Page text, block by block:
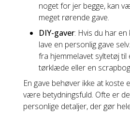
noget for jer begge, kan
meget rørende gave.
DIY-gaver: Hvis du har en
lave en personlig gave
fra hjemmelavet syltetøj til
tørklæde eller en
En gave behøver ikke at koste
være betydningsfuld. Ofte er
personlige detaljer, der gør